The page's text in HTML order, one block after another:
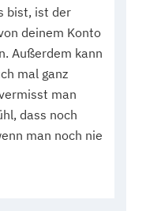
bist, ist der
deinem Konto
Außerdem kann
mal ganz
man
dass noch
man noch nie